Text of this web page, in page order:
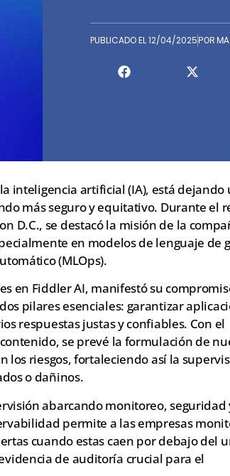
PUBLICADO EL12/04/2025 POR
inteligencia artificial (IA), está dejando
más seguro y equitativo. Durante el
D.C., se destacó la misión de la
en modelos de lenguaje de
(MLOps).
en Fiddler AI, manifestó su
pilares esenciales: garantizar
respuestas justas y confiables. Con el
se prevé la formulación de
los riesgos, fortaleciendo así la
o dañinos.
abarcando monitoreo, seguridad
permite a las empresas
cuando estas caen por debajo del
de auditoría crucial para el